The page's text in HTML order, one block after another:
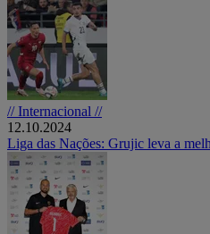
// Internacional //
12.10.2024
Liga das Nações: Grujic leva a